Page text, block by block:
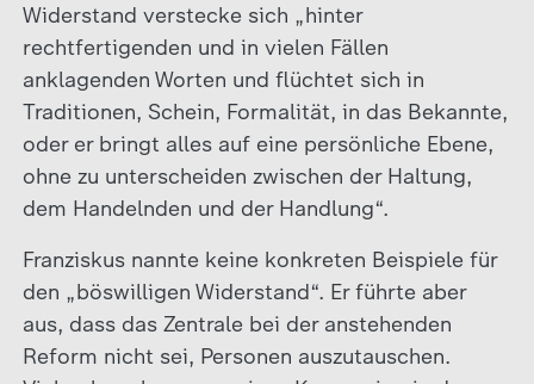
Widerstand verstecke sich „hinter
rechtfertigenden und in vielen Fällen
anklagenden Worten und flüchtet sich in
Traditionen, Schein, Formalität, in das Bekannte,
oder er bringt alles auf eine persönliche Ebene,
ohne zu unterscheiden zwischen der Haltung,
dem Handelnden und der Handlung“.
Franziskus nannte keine konkreten Beispiele für
den „böswilligen Widerstand“. Er führte aber
aus, dass das Zentrale bei der anstehenden
Reform nicht sei, Personen auszutauschen.